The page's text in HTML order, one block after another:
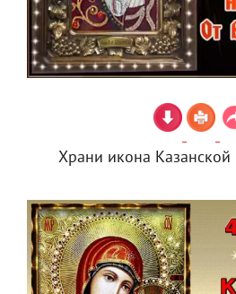
Храни икона